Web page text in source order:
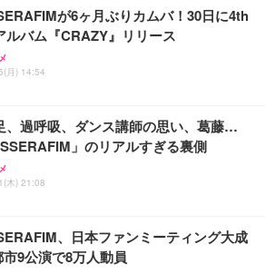
が6ヶ月ぶりカムバ！30日に4th
ルバム『CRAZY』リリース
月) 14:54
、過呼吸、ダンス講師の思い、葛藤…
SSERAFIM」のリアルすぎる裏側
木) 21:08
、日本ファンミーティング大成
9公演で8万人動員